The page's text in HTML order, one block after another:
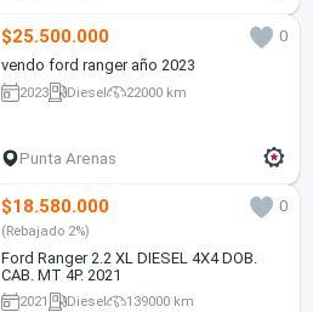
$25.500.000
0
vendo ford ranger año 2023
2023 Diesel 22000 km
Punta Arenas
$18.580.000 0
(Rebajado 2%)
Ford Ranger 2.2 XL DIESEL 4X4 DOB.
CAB. MT 4P. 2021
2021 Diesel 139000 km